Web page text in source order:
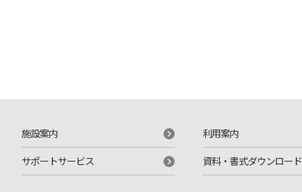
施設案内
利用案内
サポートサービス 資料・書式ダウンロード